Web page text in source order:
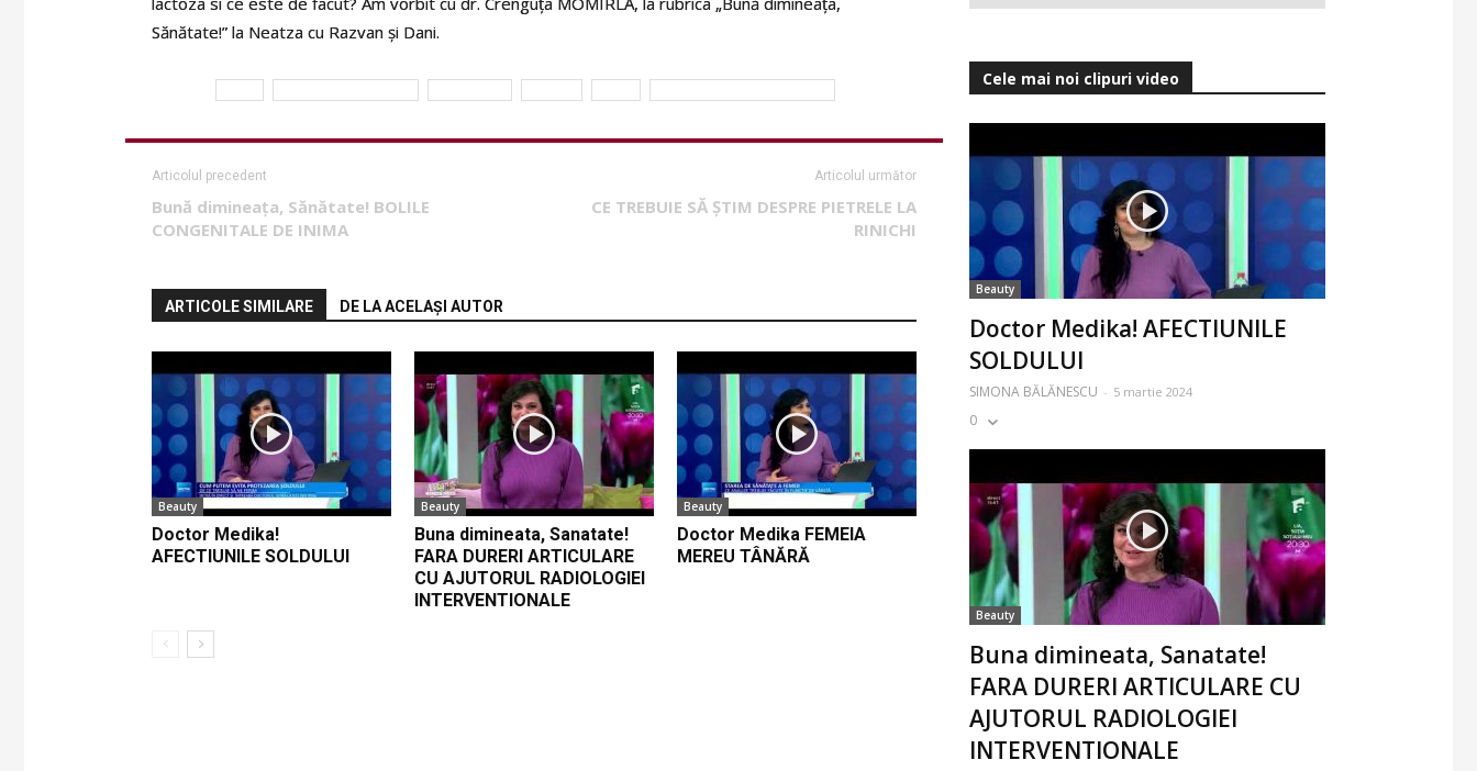
Sănătate!” la Neatza cu Razvan și Dani.
Articolul precedent
Bună dimineața, Sănătate! BOLILE
CONGENITALE DE INIMA
Articolul următor
CE TREBUIE SĂ ȘTIM DESPRE PIETRELE LA
RINICHI
ARTICOLE SIMILARE DE LA ACELAȘI AUTOR
Beauty
Doctor Medika!
AFECTIUNILE SOLDULUI
Beauty
Buna dimineata, Sanatate!
FARA DURERI ARTICULARE
CU AJUTORUL RADIOLOGIEI
INTERVENTIONALE
Beauty
Doctor Medika FEMEIA
MEREU TÂNĂRĂ
Cele mai noi clipuri video
Beauty
Doctor Medika! AFECTIUNILE
SOLDULUI
SIMONA BĂLĂNESCU - 5 martie 2024
0
Beauty
Buna dimineata, Sanatate!
FARA DURERI ARTICULARE CU
AJUTORUL RADIOLOGIEI
INTERVENTIONALE